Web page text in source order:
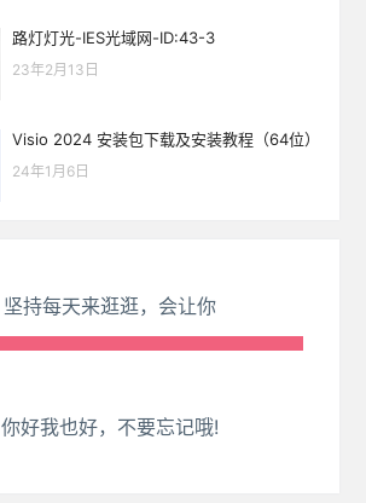
路灯灯光-IES光域网-ID:43-3
23年2月13日
Visio 2024 安装包下载及安装教程（64位）
24年1月6日
坚持每天来逛逛，会让你
生活也美好了！
走路也有劲了！
腰也不酸了！
你好我也好，不要忘记哦!